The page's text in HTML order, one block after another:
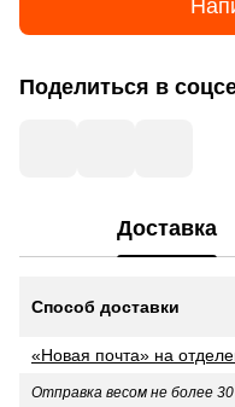
Поделиться в
Доставка
Способ доставки
«Новая почта» на
Отправка весом не более